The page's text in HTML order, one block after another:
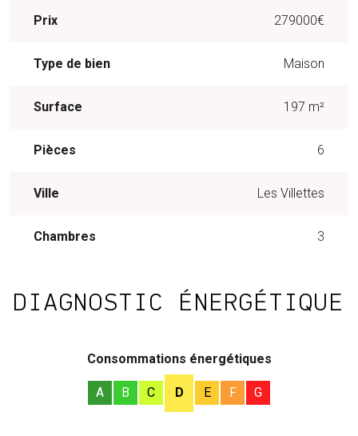
Prix 279000€
Type de bien Maison
Surface 197 m²
Pièces 6
Ville Les Villettes
Chambres 3
DIAGNOSTIC ÉNERGÉTIQUE
Consommations énergétiques
A B C D E F G